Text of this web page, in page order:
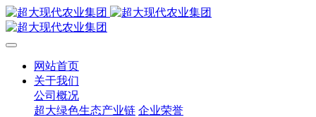
网站首页
关于我们
公司概况
超大绿色生态产业链 企业荣誉